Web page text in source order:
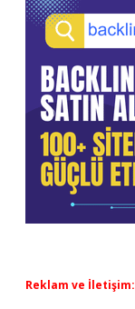
Reklam ve İletişim: